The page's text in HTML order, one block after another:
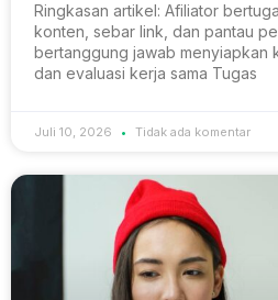
Ringkasan artikel: Afiliator
konten, sebar link, dan pantau
bertanggung jawab menyiapkan
dan evaluasi kerja sama Tugas
Juli 10, 2026 Tidak ada komentar